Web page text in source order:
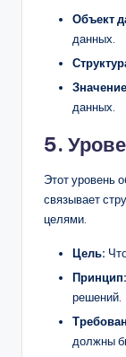
Объект
данных.
данных.
5.
Этот уровень
связывает
целями.
Цель:
Принцип:
решений.
должны